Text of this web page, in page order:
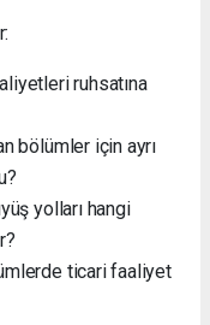
ruhsatına
bölümler için ayrı
yolları hangi
ticari faaliyet